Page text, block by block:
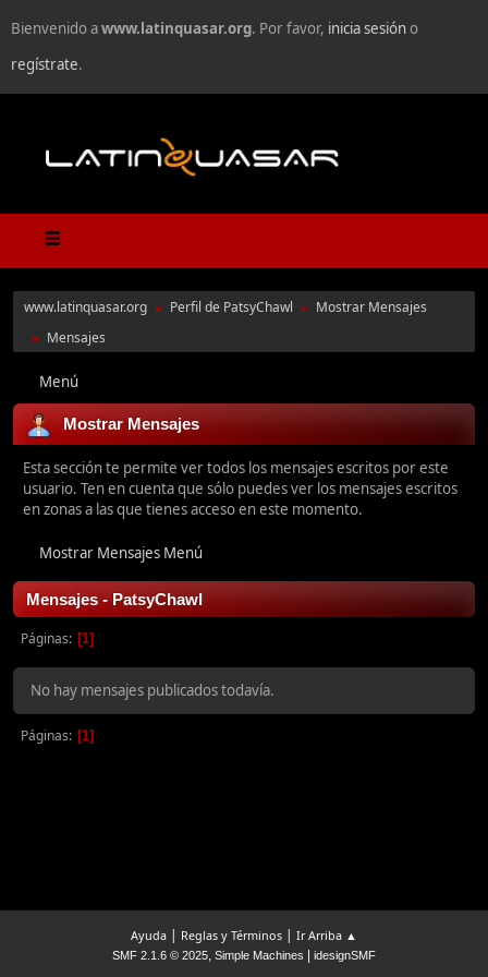
Bienvenido awww.latinquasar.org. Por favor, inicia sesióno
regístrate.
www.latinquasar.org ► Perfil de PatsyChawl ► Mostrar Mensajes
► Mensajes
Menú
Mostrar Mensajes
Esta sección te permite ver todos los mensajes escritos por este
usuario. Ten en cuenta que sólo puedes ver los mensajes escritos
en zonas a las que tienes acceso en este momento.
Mostrar Mensajes Menú
Mensajes - PatsyChawl
Páginas 1
No hay mensajes publicados todavía.
Páginas 1
Ayuda | Reglas y Términos | Ir Arriba ▲
SMF 2.1.6 © 2025, Simple Machines idesignSMF